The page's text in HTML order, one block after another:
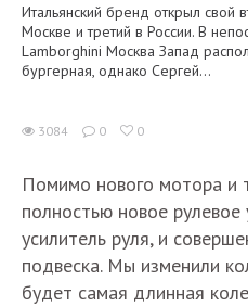
Итальянский бренд открыл свой
Москве и третий в России. В
Lamborghini Москва Запад
бургерная, однако Сергей...
3084 0 0
Помимо нового мотора и
полностью новое рулевое
усилитель руля, и
подвеска. Мы изменили
будет самая длинная